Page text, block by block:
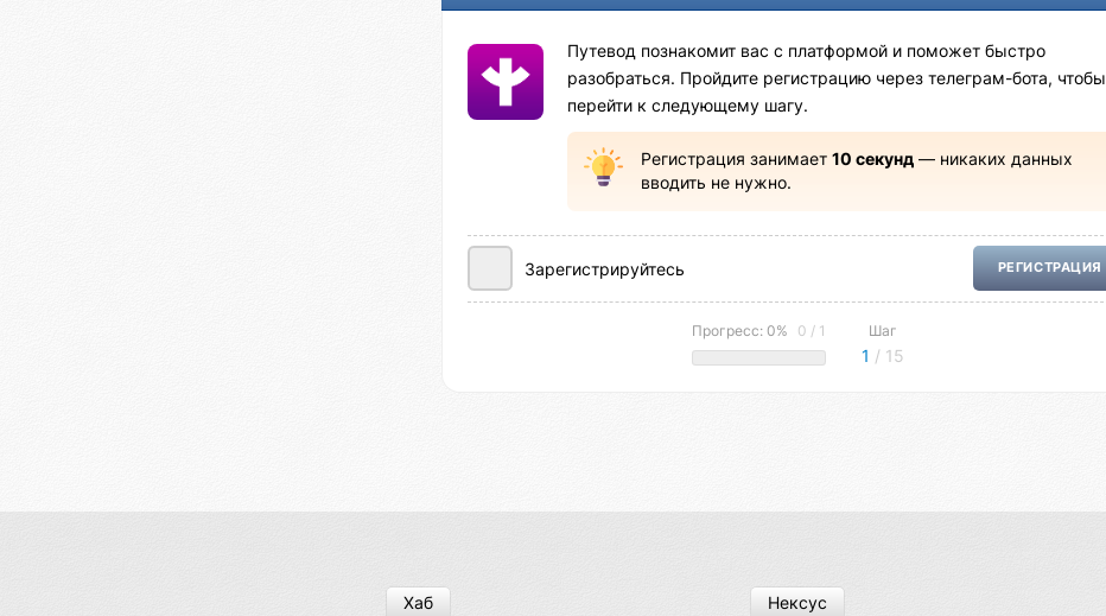
Путевод познакомит вас с платформой и поможет быстро
разобраться. Пройдите регистрацию через телеграм-бота, чтобы
перейти к следующему шагу.
Регистрация занимает 10 секунд— никаких данных
вводить не нужно.
Зарегистрируйтесь РЕГИСТРАЦИЯ
Прогресс: 0% 0 / 1 Шаг
1 / 15
Хаб Нексус